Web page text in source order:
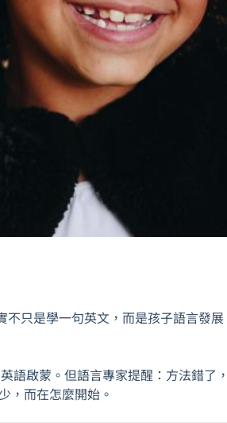
不只是學一句英文，而是孩子語言發展
語啟蒙。但語言專家提醒：方法錯了，
，而在怎麼開始。